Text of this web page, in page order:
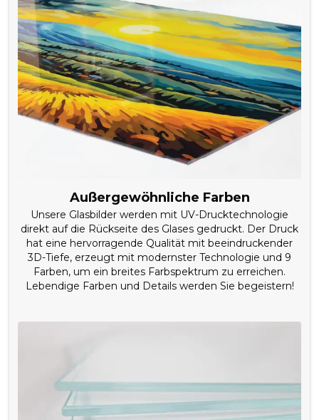
Außergewöhnliche Farben
Unsere Glasbilder werden mit UV-Drucktechnologie
direkt auf die Rückseite des Glases gedruckt. Der Druck
hat eine hervorragende Qualität mit beeindruckender
3D-Tiefe, erzeugt mit modernster Technologie und 9
Farben, um ein breites Farbspektrum zu erreichen.
Lebendige Farben und Details werden Sie begeistern!